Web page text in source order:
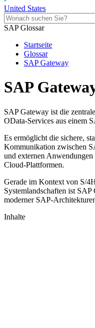
United States
SAP Glossar
Startseite
Glossar
SAP Gateway
SAP
SAP Gateway ist die
OData-Services aus einem
Es ermöglicht die sichere,
Kommunikation zwischen
und externen
Cloud-Plattformen.
Gerade im Kontext von S/
Systemlandschaften ist
moderner SAP-
Inhalte